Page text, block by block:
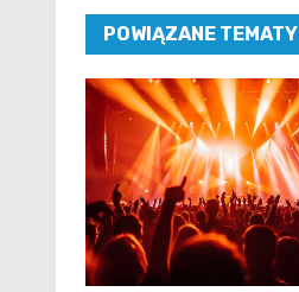
POWIĄZANE TEMATY